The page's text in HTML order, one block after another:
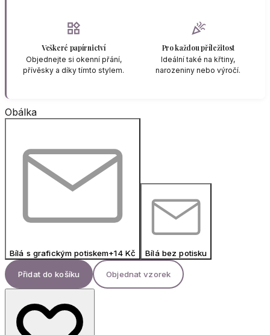
widgets
Veškeré papírnictví
Objednejte si okenní přání,
přívěsky a díky tímto stylem.
celebration
Pro každou příležitost
Ideální také na křtiny,
narozeniny nebo výročí.
Obálka
Bílá s grafickým potiskem+14 Kč Bílá bez potisku
Přidat do košíku Objednat vzorek